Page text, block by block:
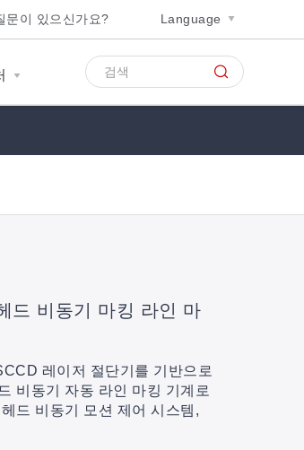
문이 있으신가요? Language
드 비동기 마킹 라인 마
레이저 절단기를 기반으로
비동기 자동 라인 마킹 기계로
드 비동기 모션 제어 시스템,